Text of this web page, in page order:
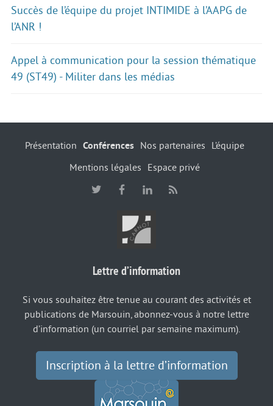
Succès de l’équipe du projet INTIMIDE à l’AAPG de
l’ANR !
Appel à communication pour la session thématique
49 (ST49) - Militer dans les médias
Présentation Conférences Nos partenaires
L’équipe
Mentions légales
Espace privé
Lettre d’information
Si vous souhaitez être tenue au courant des activités et
publications de Marsouin, abonnez-vous à notre lettre
d’information (un courriel par semaine maximum).
Inscription à la lettre d’information